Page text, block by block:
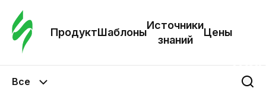
ПродуктШаблоны
Источники
знаний
Цены
Все